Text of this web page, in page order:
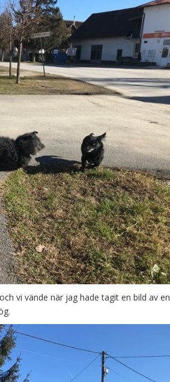
vi vände när jag hade tagit en bild av en